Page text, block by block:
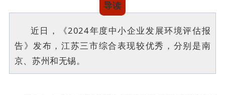
导读
近日，《2024年度中小企业发展环境评估报
告》发布，江苏三市综合表现较优秀，分别是南
京、苏州和无锡。